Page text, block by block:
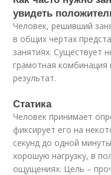
увидеть
Человек, решивший
в общих чертах
занятиях. Существует
грамотная
результат.
Статика
Человек принимает
фиксирует его на
секунд до одной
хорошую нагрузку, в
ощущениях. Цель –